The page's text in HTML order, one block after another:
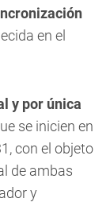
en el
y por única
se inicien en
con el objeto
de ambas
y